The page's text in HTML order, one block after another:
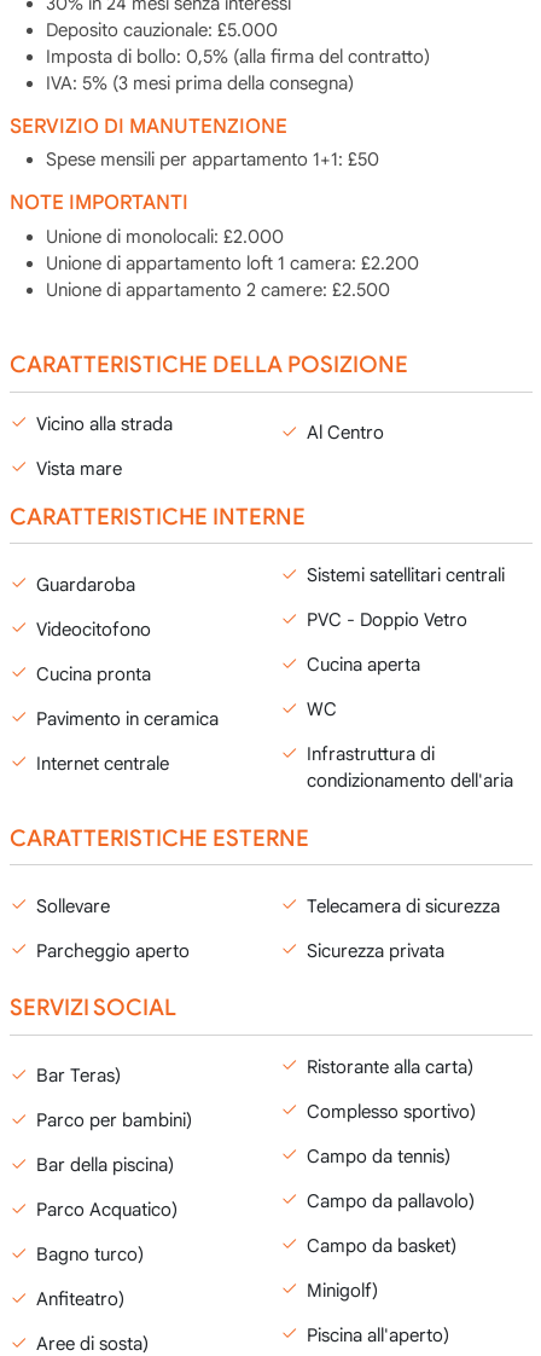
Deposito cauzionale: £5.000
Imposta di bollo: 0,5% (alla firma del contratto)
IVA: 5% (3 mesi prima della consegna)
SERVIZIO DI MANUTENZIONE
Spese mensili per appartamento 1+1: £50
NOTE IMPORTANTI
Unione di monolocali: £2.000
Unione di appartamento loft 1 camera: £2.200
Unione di appartamento 2 camere: £2.500
CARATTERISTICHE DELLA POSIZIONE
Vicino alla strada
Vista mare
Al Centro
CARATTERISTICHE INTERNE
Guardaroba
Videocitofono
Cucina pronta
Pavimento in ceramica
Internet centrale
Sistemi satellitari centrali
PVC - Doppio Vetro
Cucina aperta
WC
Infrastruttura di
condizionamento dell'aria
CARATTERISTICHE ESTERNE
Sollevare
Parcheggio aperto
Telecamera di sicurezza
Sicurezza privata
SERVIZI SOCIAL
Bar Teras)
Parco per bambini)
Bar della piscina)
Parco Acquatico)
Bagno turco)
Anfiteatro)
Aree di sosta)
Ristorante alla carta)
Complesso sportivo)
Campo da tennis)
Campo da pallavolo)
Campo da basket)
Minigolf)
Piscina all'aperto)